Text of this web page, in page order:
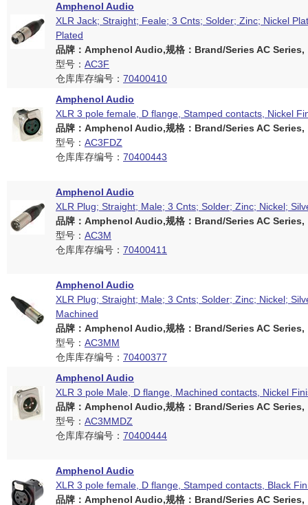
Amphenol Audio
XLR Jack; Straight; Feale; 3 Cnts; Solder; Zinc; Nickel
Plated
品牌：Amphenol Audio,规格：Brand/Series AC Series,
型号： AC3F
仓库库存编号： 70400410
Amphenol Audio
XLR 3 pole female, D flange, Stamped contacts, Nickel
品牌：Amphenol Audio,规格：Brand/Series AC Series,
型号： AC3FDZ
仓库库存编号： 70400443
Amphenol Audio
XLR Plug; Straight; Male; 3 Cnts; Solder; Zinc; Nickel;
品牌：Amphenol Audio,规格：Brand/Series AC Series,
型号： AC3M
仓库库存编号： 70400411
Amphenol Audio
XLR Plug; Straight; Male; 3 Cnts; Solder; Zinc; Nickel;
Machined
品牌：Amphenol Audio,规格：Brand/Series AC Series,
型号： AC3MM
仓库库存编号： 70400377
Amphenol Audio
XLR 3 pole Male, D flange, Machined contacts, Nickel
品牌：Amphenol Audio,规格：Brand/Series AC Series,
型号： AC3MMDZ
仓库库存编号： 70400444
Amphenol Audio
XLR 3 pole female, D flange, Stamped contacts, Black
品牌：Amphenol Audio,规格：Brand/Series AC Series,